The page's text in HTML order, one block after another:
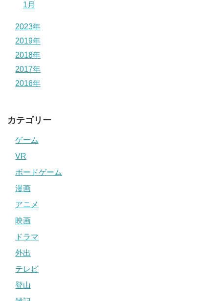
1月
2023年
2019年
2018年
2017年
2016年
カテゴリー
ゲーム
VR
ボードゲーム
漫画
アニメ
映画
ドラマ
外出
テレビ
登山